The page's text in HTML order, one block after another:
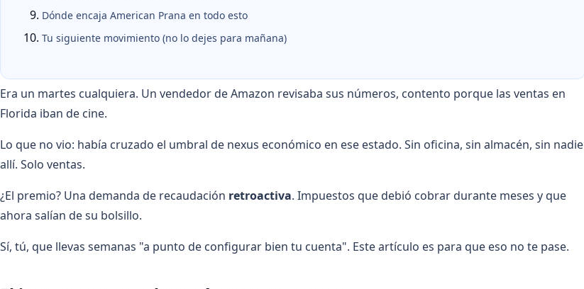
Dónde encaja American Prana en todo esto
Tu siguiente movimiento (no lo dejes para mañana)
Era un martes cualquiera. Un vendedor de Amazon revisaba sus números, contento porque las ventas en
Florida iban de cine.
Lo que no vio: había cruzado el umbral de nexus económico en ese estado. Sin oficina, sin almacén, sin nadie
allí. Solo ventas.
¿El premio? Una demanda de recaudación retroactiva. Impuestos que debió cobrar durante meses y que
ahora salían de su bolsillo.
Sí, tú, que llevas semanas "a punto de configurar bien tu cuenta". Este artículo es para que eso no te pase.